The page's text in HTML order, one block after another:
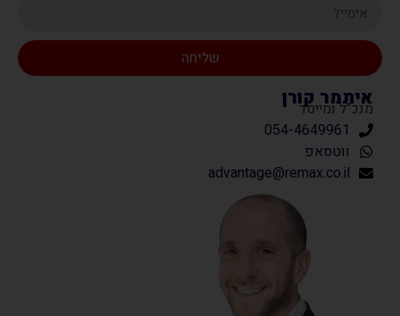
שליחה
איתמר קורן
מנכ"ל ומייסד
054-4649961
ווטסאפ
advantage@remax.co.il